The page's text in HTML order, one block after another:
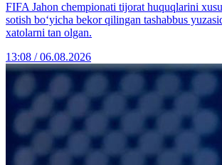
FIFA Jahon chempionati tijorat huquqlarini
sotish bo‘yicha bekor qilingan tashabbus
xatolarni tan olgan.
13:08 / 06.08.2026